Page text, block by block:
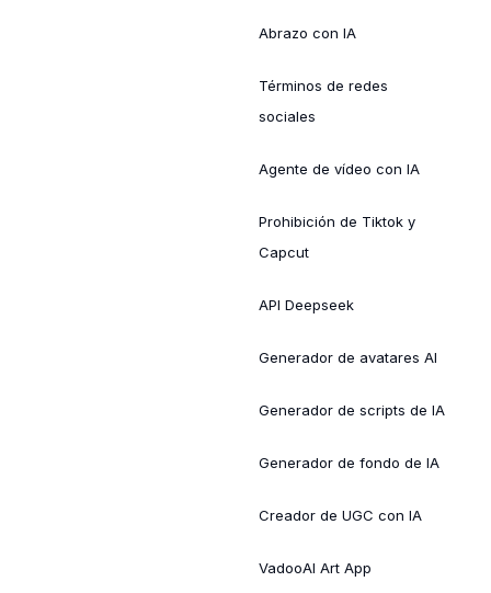
Abrazo con IA
Términos de redes
sociales
Agente de vídeo con IA
Prohibición de Tiktok y
Capcut
API Deepseek
Generador de avatares AI
Generador de scripts de IA
Generador de fondo de IA
Creador de UGC con IA
VadooAI Art App